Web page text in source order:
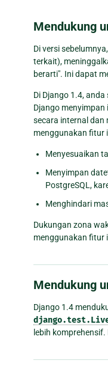
Mendukung
Di versi
terkait),
berarti". Ini dapat
Di Django 1.4,
Django
secara internal dan
menggunakan fitur
Menyesuaikan
Menyimpan
PostgreSQL,
Menghindari
Dukungan zona
menggunakan fitur
Mendukung
Django 1.4
lebih komprehensif.